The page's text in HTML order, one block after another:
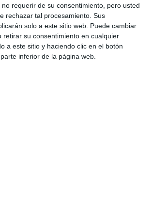
requerir de su consentimiento, pero usted
rechazar tal procesamiento. Sus
solo a este sitio web. Puede cambiar
retirar su consentimiento en cualquier
a este sitio y haciendo clic en el botón
inferior de la página web.